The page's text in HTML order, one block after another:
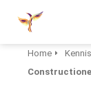
Home